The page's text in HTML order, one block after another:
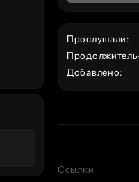
Прослушали:
Добавлено:
Ссылки